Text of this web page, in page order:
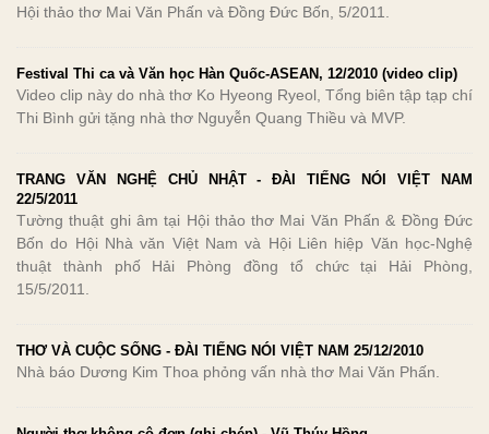
Hội thảo thơ Mai Văn Phấn và Đồng Đức Bốn, 5/2011.
Festival Thi ca và Văn học Hàn Quốc-ASEAN, 12/2010 (video clip)
Video clip này do nhà thơ Ko Hyeong Ryeol, Tổng biên tập tạp chí
Thi Bình gửi tặng nhà thơ Nguyễn Quang Thiều và MVP.
TRANG VĂN NGHỆ CHỦ NHẬT - ĐÀI TIẾNG NÓI VIỆT NAM
22/5/2011
Tường thuật ghi âm tại Hội thảo thơ Mai Văn Phấn & Đồng Đức
Bốn do Hội Nhà văn Việt Nam và Hội Liên hiệp Văn học-Nghệ
thuật thành phố Hải Phòng đồng tổ chức tại Hải Phòng,
15/5/2011.
THƠ VÀ CUỘC SỐNG - ĐÀI TIẾNG NÓI VIỆT NAM 25/12/2010
Nhà báo Dương Kim Thoa phỏng vấn nhà thơ Mai Văn Phấn.